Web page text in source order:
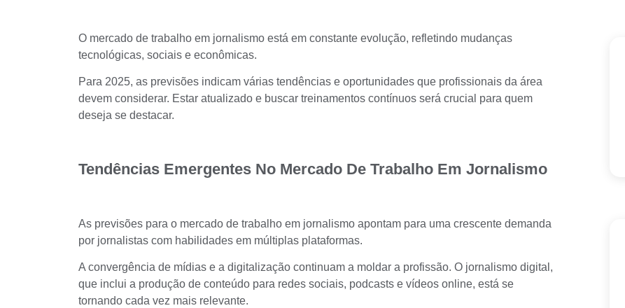
O mercado de trabalho em jornalismo está em constante evolução, refletindo mudanças
tecnológicas, sociais e econômicas.
Para 2025, as previsões indicam várias tendências e oportunidades que profissionais da área
devem considerar. Estar atualizado e buscar treinamentos contínuos será crucial para quem
deseja se destacar.
Tendências Emergentes No Mercado De Trabalho Em Jornalismo
As previsões para o mercado de trabalho em jornalismo apontam para uma crescente demanda
por jornalistas com habilidades em múltiplas plataformas.
A convergência de mídias e a digitalização continuam a moldar a profissão. O jornalismo digital,
que inclui a produção de conteúdo para redes sociais, podcasts e vídeos online, está se
tornando cada vez mais relevante.